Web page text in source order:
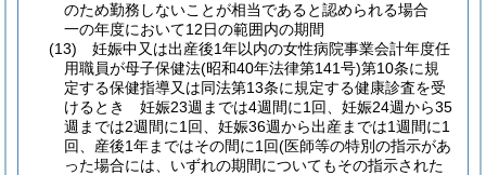
のため勤務しないことが相当であると認められる場合
一の年度において12日の範囲内の期間
(13)
妊娠中又は出産後1年以内の女性病院事業会計年度任
用職員が母子保健法(昭和40年法律第141号)第10条に規
定する保健指導又は同法第13条に規定する健康診査を受
けるとき 妊娠23週までは4週間に1回、妊娠24週から35
週までは2週間に1回、妊娠36週から出産までは1週間に1
回、産後1年まではその間に1回(医師等の特別の指示があ
った場合には、いずれの期間についてもその指示された